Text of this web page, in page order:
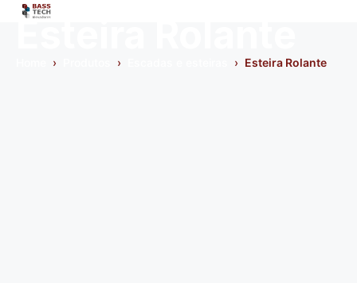
Esteira Rolante
› › › Esteira Rolante